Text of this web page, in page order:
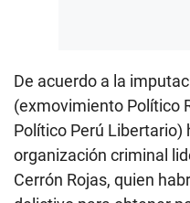
De acuerdo a la
(exmovimiento Político
Político Perú
organización criminal
Cerrón Rojas, quien